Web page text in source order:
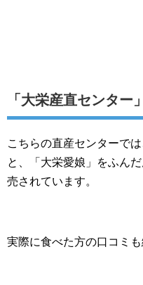
「大栄産直センター」
こちらの直産センターで
と、「大栄愛娘」をふん
売されています。
実際に食べた方の口コミ